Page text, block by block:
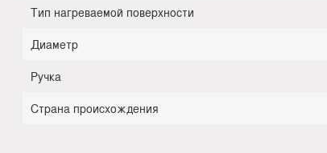
Тип нагреваемой поверхности
Диаметр
Ручка
Страна происхождения